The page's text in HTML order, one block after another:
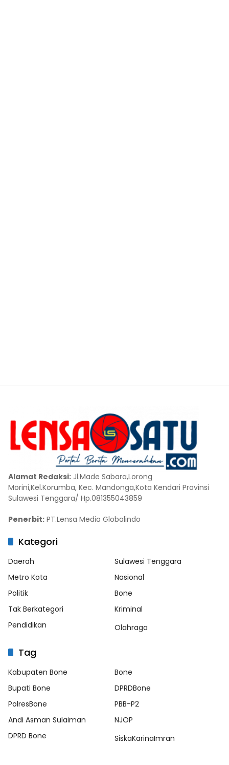
Alamat Redaksi: Jl.Made Sabara,Lorong
Morini,Kel.Korumba, Kec. Mandonga,Kota Kendari Provinsi
Sulawesi Tenggara/ Hp.081355043859
Penerbit: PT.Lensa Media Globalindo
Kategori
Daerah
Sulawesi Tenggara
Metro Kota
Nasional
Politik
Bone
Tak Berkategori
Kriminal
Pendidikan
Olahraga
Tag
Kabupaten Bone
Bone
Bupati Bone
DPRDBone
PolresBone
PBB-P2
Andi Asman Sulaiman
NJOP
DPRD Bone
SiskaKarinaImran